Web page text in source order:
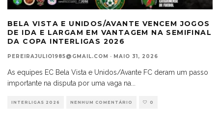
BELA VISTA E UNIDOS/AVANTE VENCEM JOGOS
DE IDA E LARGAM EM VANTAGEM NA SEMIFINAL
DA COPA INTERLIGAS 2026
PEREIRAJULIO1985@GMAIL.COM · MAIO 31, 2026
As equipes EC Bela Vista e Unidos/Avante FC deram um passo
importante na disputa por uma vaga na
INTERLIGAS 2026 NENHUM COMENTÁRIO 0